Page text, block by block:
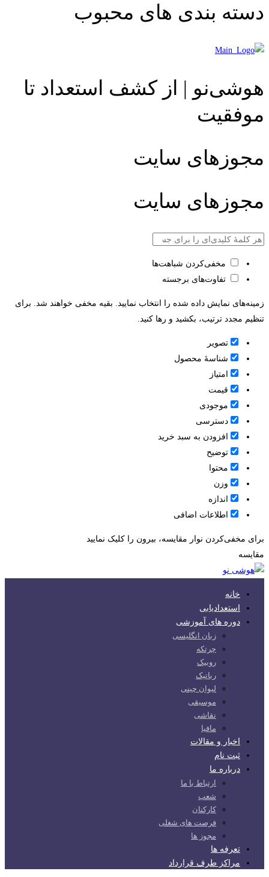
دسته بندی های محبوب
هوشی‌نو | از کشف استعداد تا
موفقیت
مجوزهای سایت
مجوزهای سایت
مخفی‌کردن شباهت‌ها
تفاوت‌های برجسته
زمینه‌های نمایش داده شده را انتخاب نمایید. بقیه مخفی خواهند شد. برای
تنظیم مجدد ترتیب، بکشید و رها کنید.
تصویر
شناسۀ محصول
امتیاز
قيمت
موجودی
دسترسی
افزودن به سبد خرید
توضیح
محتوا
وزن
اندازه
اطلاعات اضافی
برای مخفی‌کردن نوار مقایسه، بیرون را کلیک نمایید
مقایسه
خانه
استعدادیابی
دوره های آموزشی
زبان انگلیسی
چرتکه
روبیک
رباتیک
لیوان چینی
موسیقی
نقاشی
مافیا
اخبار و مقالات
ثبت نام
درباره ما
ارتباط با ما
شعب
کارکنان
فرصت های شغلی
مجوز ها
تعرفه ها
مراکز طرف قرارداد